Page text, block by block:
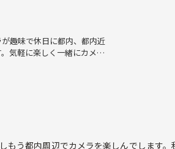
趣味で休日に都内、都内近
気軽に楽しく一緒にカメラ
もう都内周辺でカメラを楽しんでします